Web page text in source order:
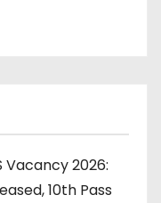
Vacancy 2026:
10th Pass